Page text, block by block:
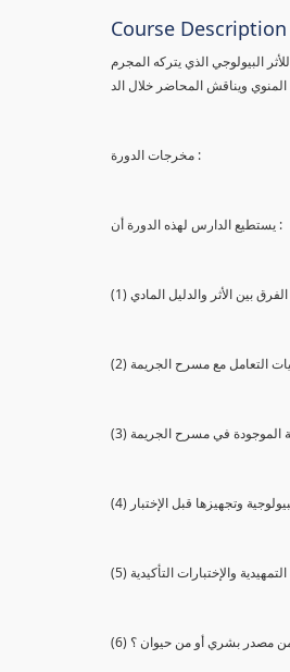
Course Description
البيولوجي الذي يتركه المجرم
ويناقش المحاضر خلال الد
مخرجات الدورة :
يستطيع الدارس لهذه الدورة أن :
بين الأثر والدليل المادي
التعامل مع مسرح الجريمة
الموجودة في مسرح الجريمة
وتجهيزها قبل الإختبار
والإختبارات التأكيدية
من مصدر بشري أو من حيوان ؟